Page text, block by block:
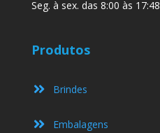
Seg. à sex. das 8:00 às 17:48
Produtos
Brindes
Embalagens